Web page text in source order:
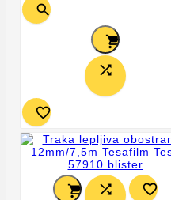




  